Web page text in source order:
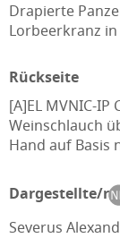
Drapierte
Lorbeerkranz
Rückseite
[A]EL MVNIC-
Weinschlauch
Hand auf Basis
Dargestellte/r
Severus